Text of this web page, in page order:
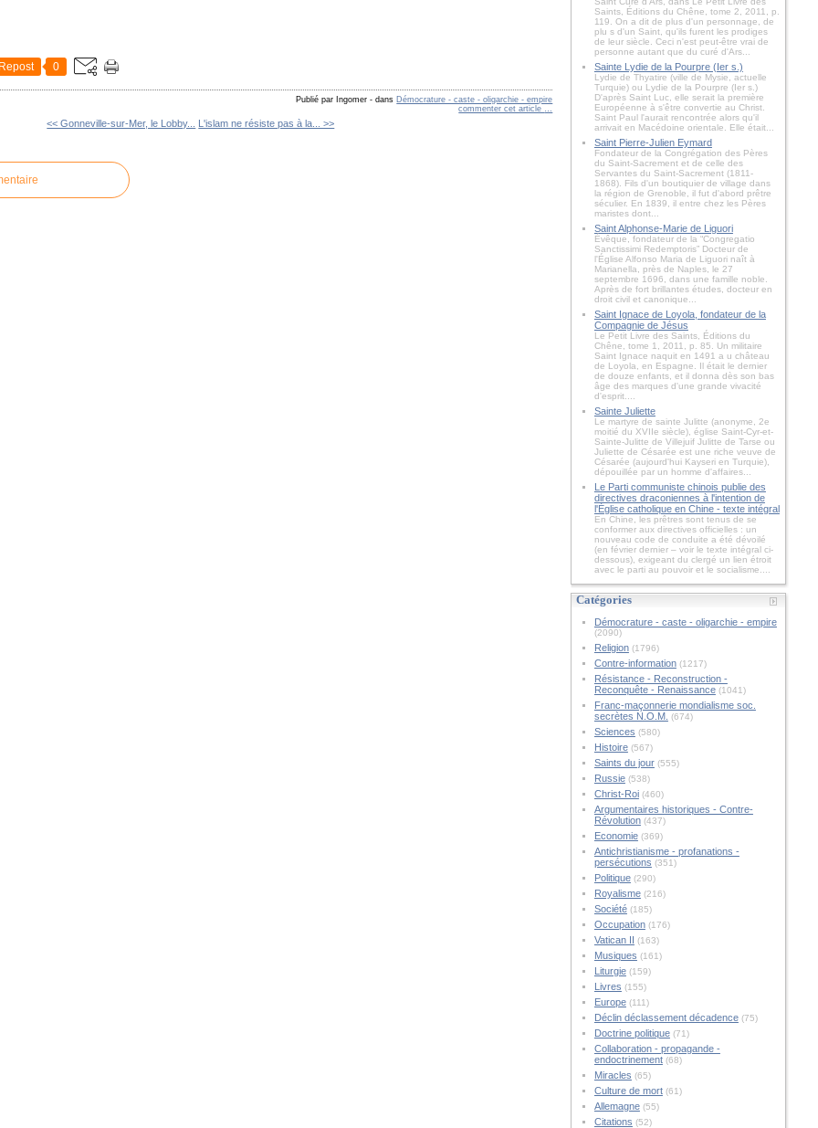
0
Publié par Ingomer - dans Démocrature - caste - oligarchie - empire
commenter cet article
<< Gonneville-sur-Mer, le Lobby... L'islam ne résiste pas à la... >>
Saints, Éditions du Chêne, tome 2, 2011, p.
119. On a dit de plus d'un personnage, de
plu s d'un Saint, qu'ils furent les prodiges
de leur siècle. Ceci n'est peut-être vrai de
personne autant que du curé d'Ars...
Sainte Lydie de la Pourpre (Ier s.)
Lydie de Thyatire (ville de Mysie, actuelle
Turquie) ou Lydie de la Pourpre (Ier s.)
D'après Saint Luc, elle serait la première
Européenne à s'être convertie au Christ.
Saint Paul l'aurait rencontrée alors qu'il
arrivait en Macédoine orientale. Elle était...
Saint Pierre-Julien Eymard
Fondateur de la Congrégation des Pères
du Saint-Sacrement et de celle des
Servantes du Saint-Sacrement (1811-
1868). Fils d'un boutiquier de village dans
la région de Grenoble, il fut d'abord prêtre
séculier. En 1839, il entre chez les Pères
maristes dont...
Saint Alphonse-Marie de Liguori
Évêque, fondateur de la “Congregatio
Sanctissimi Redemptoris” Docteur de
l'Église Alfonso Maria de Liguori naît à
Marianella, près de Naples, le 27
septembre 1696, dans une famille noble.
Après de fort brillantes études, docteur en
droit civil et canonique...
Saint Ignace de Loyola, fondateur de la
Compagnie de Jésus
Le Petit Livre des Saints, Éditions du
Chêne, tome 1, 2011, p. 85. Un militaire
Saint Ignace naquit en 1491 a u château
de Loyola, en Espagne. Il était le dernier
de douze enfants, et il donna dès son bas
âge des marques d'une grande vivacité
d'esprit....
Sainte Juliette
Le martyre de sainte Julitte (anonyme, 2e
moitié du XVIIe siècle), église Saint-Cyr-et-
Sainte-Julitte de Villejuif Julitte de Tarse ou
Juliette de Césarée est une riche veuve de
Césarée (aujourd'hui Kayseri en Turquie),
dépouillée par un homme d'affaires...
Le Parti communiste chinois publie des
directives draconiennes à l'intention de
l'Église catholique en Chine - texte intégral
En Chine, les prêtres sont tenus de se
conformer aux directives officielles : un
nouveau code de conduite a été dévoilé
(en février dernier – voir le texte intégral ci-
dessous), exigeant du clergé un lien étroit
avec le parti au pouvoir et le socialisme....
Catégories
Démocrature - caste - oligarchie - empire
(2090)
Religion(1796)
Contre-information(1217)
Résistance - Reconstruction -
Reconquête - Renaissance(1041)
Franc-maçonnerie mondialisme soc.
secrètes N.O.M. (674)
Sciences (580)
Histoire(567)
Saints du jour(555)
Russie(538)
Christ-Roi(460)
Argumentaires historiques - Contre-
Révolution(437)
Economie(369)
Antichristianisme - profanations -
persécutions (351)
Politique(290)
Royalisme(216)
Société(185)
Occupation(176)
Vatican II (163)
Musiques (161)
Liturgie(159)
Livres (155)
Europe(111)
Déclin déclassement décadence(75)
Doctrine politique(71)
Collaboration - propagande -
endoctrinement(68)
Miracles (65)
Culture de mort(61)
Allemagne(55)
Citations (52)